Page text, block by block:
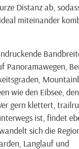
Distanz ab,
miteinander
Panoramawegen,
wie den Eibsee, den
gern klettert,
ist, findet
sich die
Langlauf und